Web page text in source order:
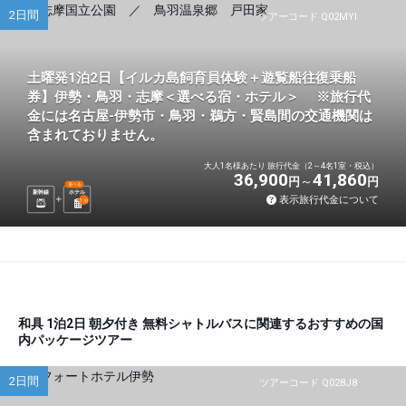
ツアーコード Q02MYI
2日間
土曜発1泊2日【イルカ島飼育員体験＋遊覧船往復乗船
券】伊勢・鳥羽・志摩＜選べる宿・ホテル＞ ※旅行代
金には名古屋-伊勢市・鳥羽・鵜方・賢島間の交通機関は
含まれておりません。
新幹線 ホテル
選べる
1 泊
大人1名様あたり 旅行代金（2～4名1室・税込）
36,900 円 41,860 円
表示旅行代金について
和具 1泊2日 朝夕付き 無料シャトルバスに関連するおすすめの国
内パッケージツアー
ツアーコード Q028J8
2日間